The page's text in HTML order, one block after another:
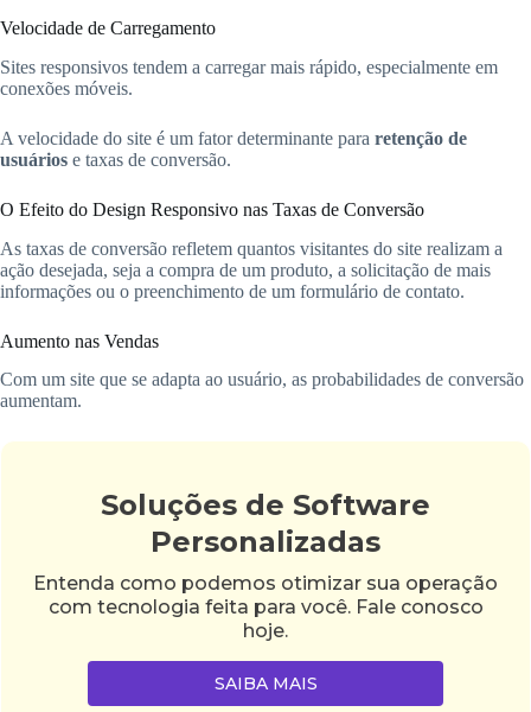
Velocidade de Carregamento
Sites responsivos tendem a carregar mais rápido, especialmente em
conexões móveis.
A velocidade do site é um fator determinante para retenção de
usuários e taxas de conversão.
O Efeito do Design Responsivo nas Taxas de Conversão
As taxas de conversão refletem quantos visitantes do site realizam a
ação desejada, seja a compra de um produto, a solicitação de mais
informações ou o preenchimento de um formulário de contato.
Aumento nas Vendas
Com um site que se adapta ao usuário, as probabilidades de conversão
aumentam.
Soluções de Software
Personalizadas
Entenda como podemos otimizar sua operação
com tecnologia feita para você. Fale conosco
hoje.
SAIBA MAIS